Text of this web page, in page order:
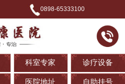
0898-65333100
科室专家 诊疗设备
医院地址 自助挂号